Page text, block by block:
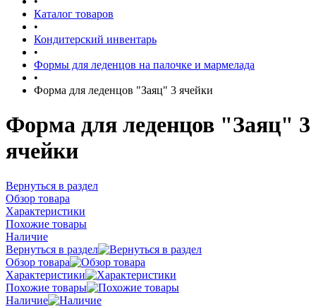
Каталог товаров
•
Кондитерский инвентарь
•
Формы для леденцов на палочке и мармелада
•
Форма для леденцов "Заяц" 3 ячейки
Форма для леденцов "Заяц" 3
ячейки
Вернуться в раздел
Обзор товара
Характеристики
Похожие товары
Наличие
Вернуться в раздел
Обзор товара
Характеристики
Похожие товары
Наличие